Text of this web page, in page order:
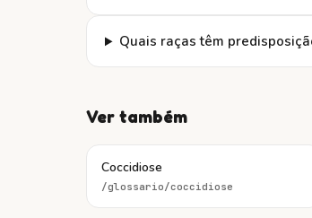
Quais raças têm
Ver também
Coccidiose
/glossario/coccidiose